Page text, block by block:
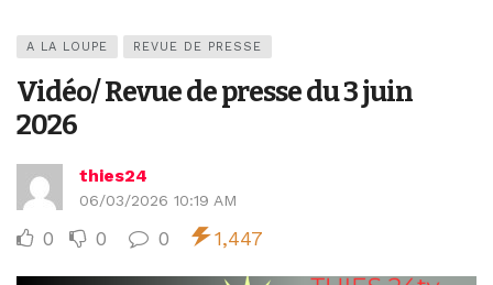
A LA LOUPE REVUE DE PRESSE
Vidéo/ Revue de presse du 3 juin
2026
thies24
06/03/2026 10:19 AM
0 0 0 1,447